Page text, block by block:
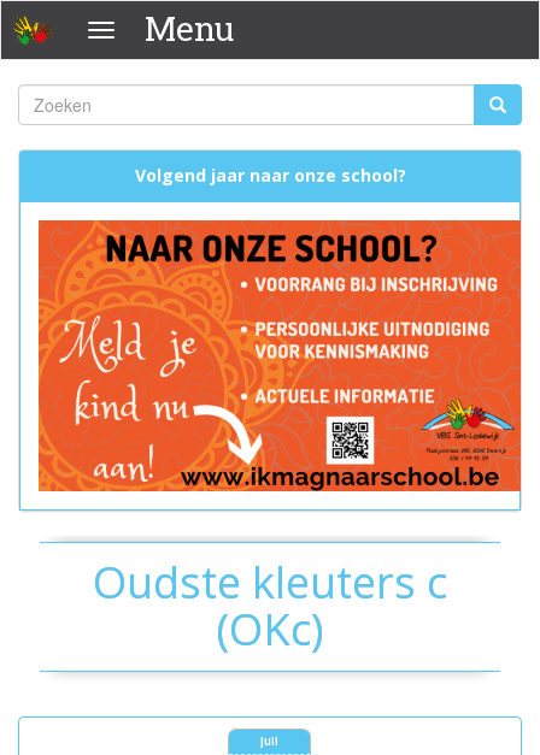
Overslaan
en
naar
de
inhoud
gaan
Menu Menu
Zoekveld
Zoeken
Volgend jaar naar onze school?
Oudste kleuters c
(OKc)
juli